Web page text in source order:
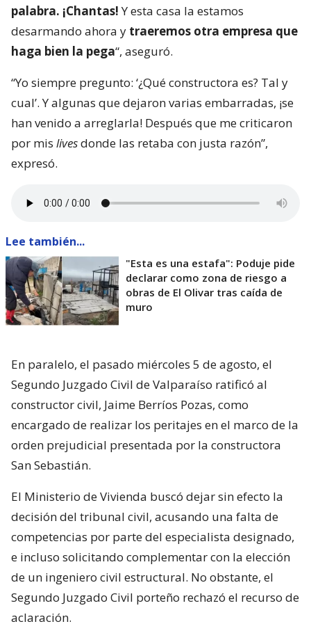
palabra. ¡Chantas!Y esta casa la estamos
desarmando ahora y traeremos otra empresa que
haga bien la pega“, aseguró.
“Yo siempre pregunto: ‘¿Qué constructora es? Tal y
cual’. Y algunas que dejaron varias embarradas, ¡se
han venido a arreglarla! Después que me criticaron
por mis livesdonde las retaba con justa razón”,
expresó.
Lee también...
"Esta es una estafa": Poduje pide
declarar como zona de riesgo a
obras de El Olivar tras caída de
muro
En paralelo, el pasado miércoles 5 de agosto, el
Segundo Juzgado Civil de Valparaíso ratificó al
constructor civil, Jaime Berríos Pozas, como
encargado de realizar los peritajes en el marco de la
orden prejudicial presentada por la constructora
San Sebastián.
El Ministerio de Vivienda buscó dejar sin efecto la
decisión del tribunal civil, acusando una falta de
competencias por parte del especialista designado,
e incluso solicitando complementar con la elección
de un ingeniero civil estructural. No obstante, el
Segundo Juzgado Civil porteño rechazó el recurso de
aclaración.